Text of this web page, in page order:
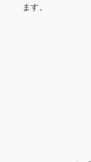
ます。